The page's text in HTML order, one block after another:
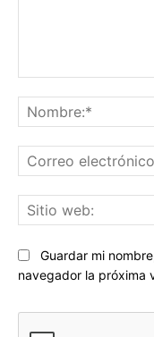
Guardar mi
navegador la próxima